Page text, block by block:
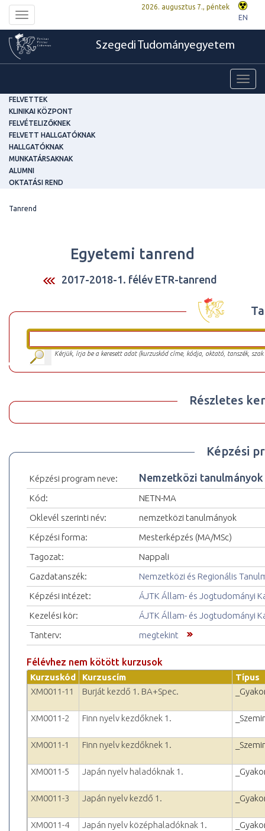
Toggle
navigation
2026. augusztus 7., péntek
EN
Szegedi Tudományegyetem
FELVETTEK
KLINIKAI KÖZPONT
FELVÉTELIZŐKNEK
FELVETT HALLGATÓKNAK
HALLGATÓKNAK
MUNKATÁRSAKNAK
ALUMNI
OKTATÁSI REND
Tanrend
Egyetemi tanrend
2017-2018-1. félév ETR-tanrend
Kérjük, írja be a keresett adat (kurzuskód címe, kódja, oktató, tanszék,
Részletes
Képzési
Képzési program neve: Nemzetközi tanulmányok
Kód:
NETN-MA
Oklevél szerinti név:
nemzetközi tanulmányok
Képzési forma:
Mesterképzés (MA/MSc)
Tagozat:
Nappali
Gazdatanszék:
Nemzetközi és Regionális
Képzési intézet:
ÁJTK Állam- és Jogtudományi
Kezelési kör:
ÁJTK Állam- és Jogtudományi
Tanterv:
megtekint
Félévhez nem kötött kurzusok
Kurzuskód Kurzuscím
Típus
XM0011-11
Burját kezdő 1. BA+Spec.
XM0011-2 Finn nyelv kezdőknek 1.
XM0011-1 Finn nyelv kezdőknek 1.
XM0011-5 Japán nyelv haladóknak 1.
XM0011-3 Japán nyelv kezdő 1.
XM0011-4 Japán nyelv középhaladóknak 1.